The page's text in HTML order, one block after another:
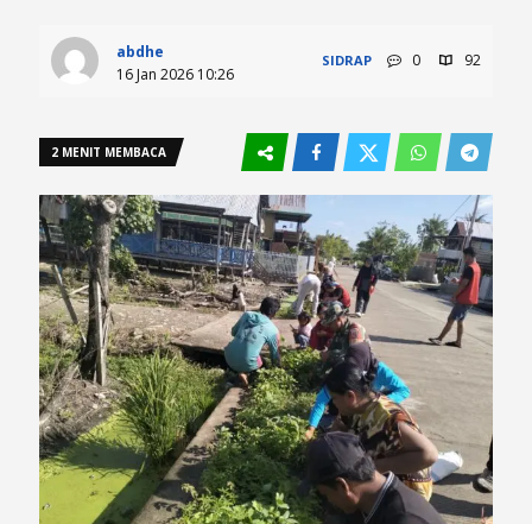
abdhe
16 Jan 2026 10:26
SIDRAP 0 92
2 MENIT MEMBACA